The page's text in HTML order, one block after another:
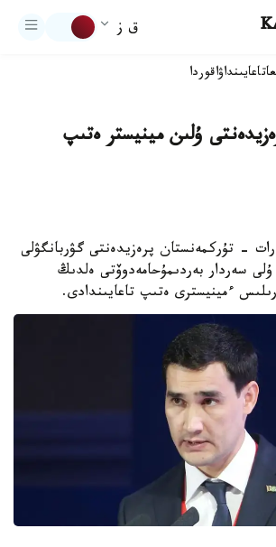
ق ز
تاعايىنداۋاقوردا
ۇلىن مينيستر ەتىپ
- تۇركمەنستان پرەزيدەنتى گۋربانگۋلى
ۇلى سەردار بەردىمۇحامەدوۆتى ەلدىڭ
ءمينيسترى ەتىپ تاعايىندادى.